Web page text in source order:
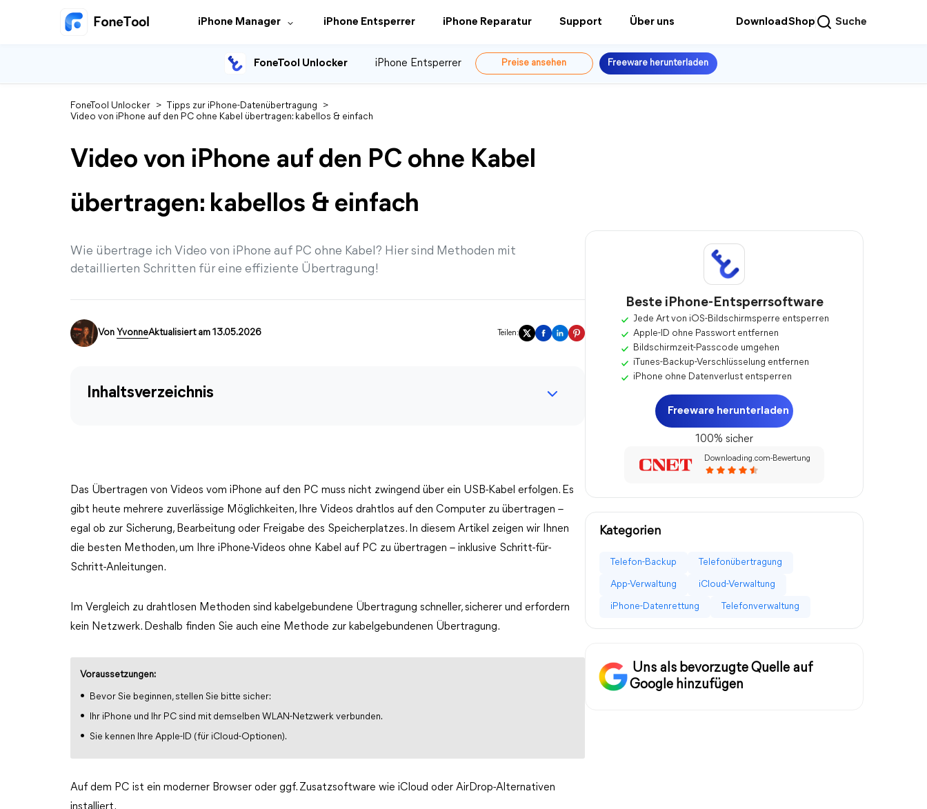
iPhone Manager iPhone Entsperrer iPhone Reparatur Support Über uns DownloadShop Suche
FoneTool Unlocker iPhone Entsperrer Preise ansehen Freeware herunterladen
FoneTool Unlocker > Tipps zur iPhone-Datenübertragung
>
Video von iPhone auf den PC ohne Kabel übertragen: kabellos & einfach
Video von iPhone auf den PC ohne Kabel
übertragen: kabellos & einfach
Wie übertrage ich Video von iPhone auf PC ohne Kabel? Hier sind Methoden mit
detaillierten Schritten für eine effiziente Übertragung!
Von YvonneAktualisiert am 13.05.2026 Teilen:
Inhaltsverzeichnis
Das Übertragen von Videos vom iPhone auf den PC muss nicht zwingend über ein USB-Kabel erfolgen. Es
gibt heute mehrere zuverlässige Möglichkeiten, Ihre Videos drahtlos auf den Computer zu übertragen –
egal ob zur Sicherung, Bearbeitung oder Freigabe des Speicherplatzes. In diesem Artikel zeigen wir Ihnen
die besten Methoden, um Ihre iPhone-Videos ohne Kabel auf PC zu übertragen – inklusive Schritt-für-
Schritt-Anleitungen.
Im Vergleich zu drahtlosen Methoden sind kabelgebundene Übertragung schneller, sicherer und erfordern
kein Netzwerk. Deshalb finden Sie auch eine Methode zur kabelgebundenen Übertragung.
Voraussetzungen:
Bevor Sie beginnen, stellen Sie bitte sicher:
Ihr iPhone und Ihr PC sind mit demselben WLAN-Netzwerk verbunden.
Sie kennen Ihre Apple-ID (für iCloud-Optionen).
Auf dem PC ist ein moderner Browser oder ggf. Zusatzsoftware wie iCloud oder AirDrop-Alternativen
Beste iPhone-Entsperrsoftware
Jede Art von iOS-Bildschirmsperre entsperren
Apple-ID ohne Passwort entfernen
Bildschirmzeit-Passcode umgehen
iTunes-Backup-Verschlüsselung entfernen
iPhone ohne Datenverlust entsperren
Freeware herunterladen
100% sicher
Downloading.com-Bewertung
Kategorien
Telefon-Backup Telefonübertragung
App-Verwaltung iCloud-Verwaltung
iPhone-Datenrettung Telefonverwaltung
Uns als bevorzugte Quelle auf
Google hinzufügen